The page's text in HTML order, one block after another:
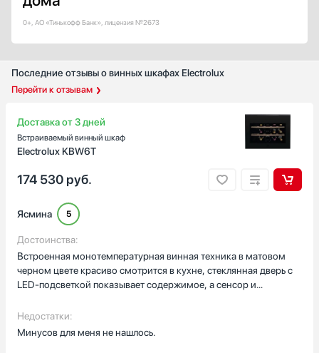
Есть
Светодиодное (LED)
Неоновая подсветка
Угольный фильтр
Дверной упор
Слева
Снизу
Австрия
Болгария
Венгрия
Гонконг
0+, АО «Тинькофф Банк», лицензия №2673
Последние отзывы о винных шкафах Electrolux
Перейти к отзывам
Доставка от 3 дней
Встраиваемый винный шкаф
Electrolux KBW6T
174 530 руб.
Ясмина 5
Достоинства:
Встроенная монотемпературная винная техника в матовом
черном цвете красиво смотрится в кухне, стеклянная дверь с
LED-подсветкой показывает содержимое, а сенсор и
Недостатки:
Минусов для меня не нашлось.